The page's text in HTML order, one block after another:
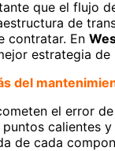
que el flujo
de
contratar. En
estrategia de
del
el error
calientes
de cada